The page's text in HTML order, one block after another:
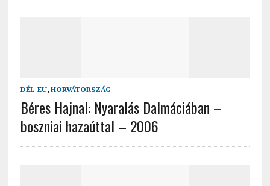
DÉL-EU, HORVÁTORSZÁG
Béres Hajnal: Nyaralás Dalmáciában –
boszniai hazaúttal – 2006